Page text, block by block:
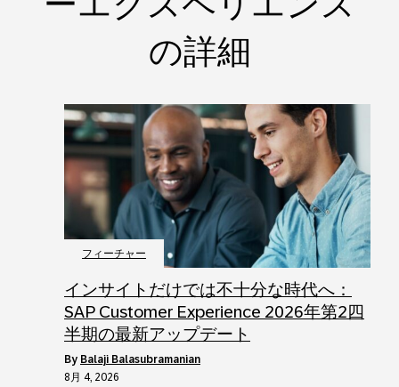
の詳細
フィーチャー
インサイトだけでは不十分な時代へ：
SAP Customer Experience 2026年第2四
半期の最新アップデート
by Balaji Balasubramanian
8月 4, 2026